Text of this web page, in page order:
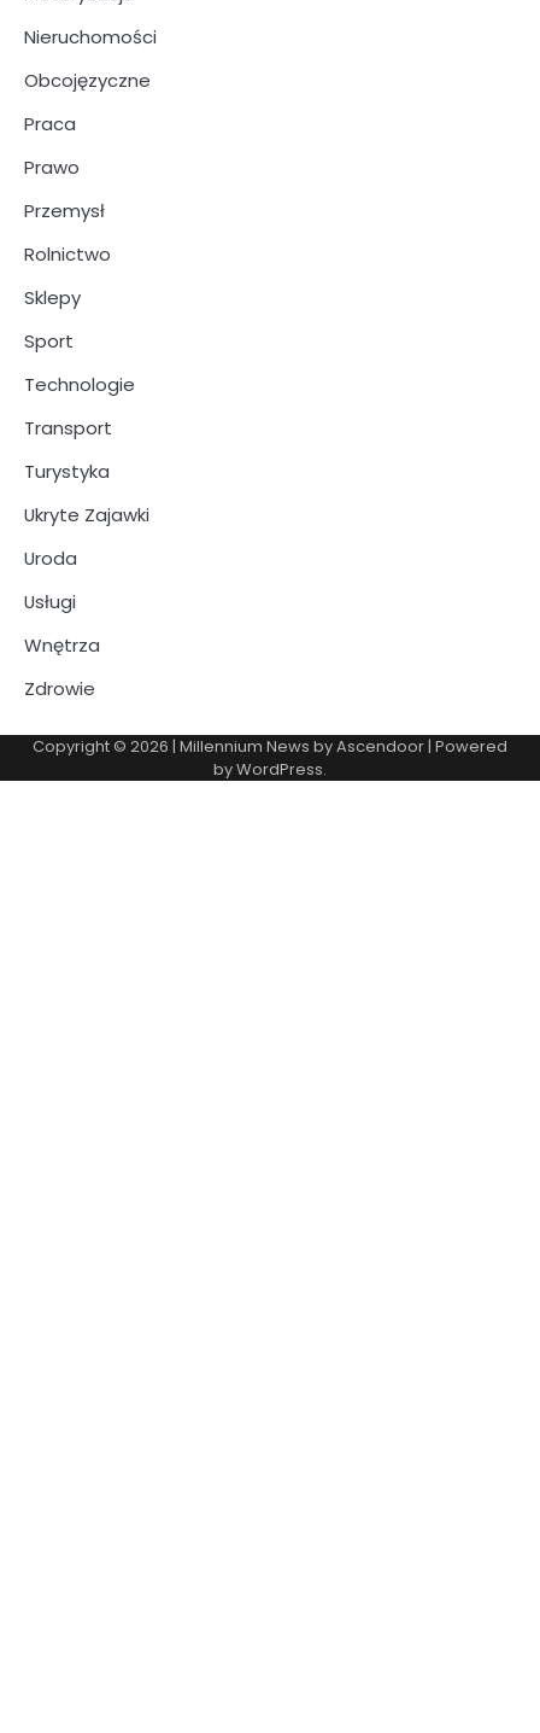
Nieruchomości
Obcojęzyczne
Praca
Prawo
Przemysł
Rolnictwo
Sklepy
Sport
Technologie
Transport
Turystyka
Ukryte Zajawki
Uroda
Usługi
Wnętrza
Zdrowie
Copyright © 2026 | Millennium News byAscendoor| Powered
byWordPress.